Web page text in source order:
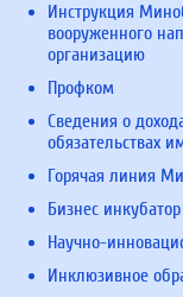
Инструкция
вооруженного
организацию
Профком
Сведения о
обязательствах
Горячая линия
Бизнес инкубатор
Научно-
Инклюзивное